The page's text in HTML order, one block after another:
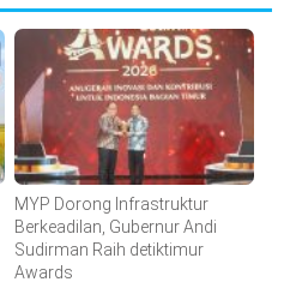
MYP Dorong Infrastruktur
Berkeadilan, Gubernur Andi
Sudirman Raih detiktimur
Awards